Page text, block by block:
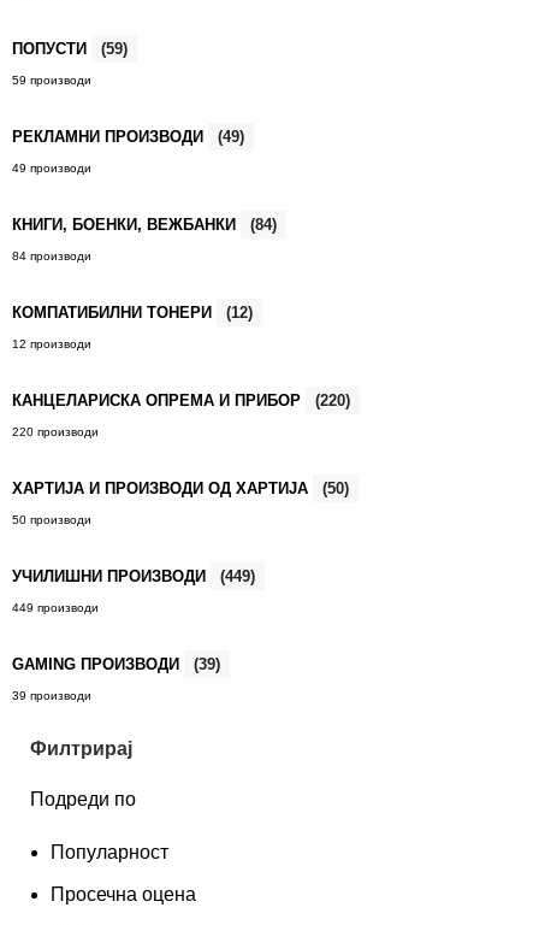
ПОПУСТИ (59)
59 производи
РЕКЛАМНИ ПРОИЗВОДИ (49)
49 производи
КНИГИ, БОЕНКИ, ВЕЖБАНКИ (84)
84 производи
КОМПАТИБИЛНИ ТОНЕРИ (12)
12 производи
КАНЦЕЛАРИСКА ОПРЕМА И ПРИБОР (220)
220 производи
ХАРТИЈА И ПРОИЗВОДИ ОД ХАРТИЈА (50)
50 производи
УЧИЛИШНИ ПРОИЗВОДИ (449)
449 производи
GAMING ПРОИЗВОДИ (39)
39 производи
Филтрирај
Подреди по
Популарност
Просечна оцена